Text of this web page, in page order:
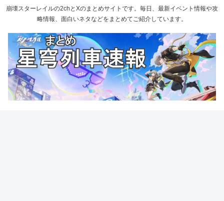
崩壊スターレイルの2chとXのまとめサイトです。毎日、最新イベント情報や攻
略情報、面白いネタなどをまとめてご紹介しています。